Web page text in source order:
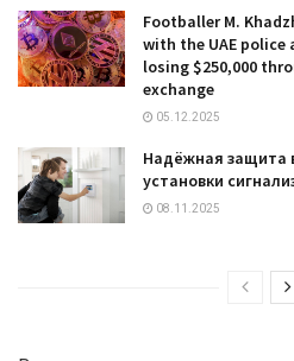
Footballer M.
with the UAE police
losing $250,000
exchange
05.12.2025
Надёжная защита
установки
08.11.2025